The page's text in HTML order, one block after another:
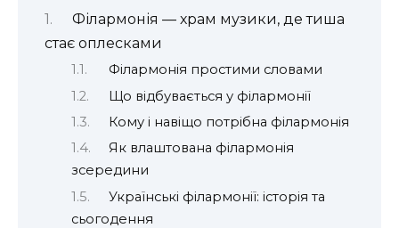
Філармонія — храм музики, де тиша
стає оплесками
Філармонія простими словами
Що відбувається у філармонії
Кому і навіщо потрібна філармонія
Як влаштована філармонія
зсередини
Українські філармонії: історія та
сьогодення